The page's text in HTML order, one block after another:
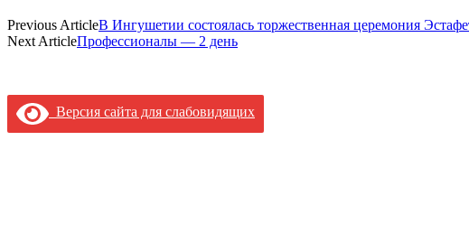
Previous ArticleВ Ингушетии состоялась торжественная церемония
Next ArticleПрофессионалы — 2 день
Версия сайта для слабовидящих